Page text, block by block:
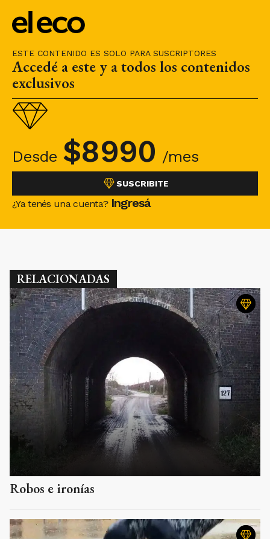
ESTE CONTENIDO ES SOLO PARA SUSCRIPTORES
Accedé a este y a todos los contenidos
exclusivos
Desde $8990 /mes
SUSCRIBITE
¿Ya tenés una cuenta? Ingresá
RELACIONADAS
Robos e ironías